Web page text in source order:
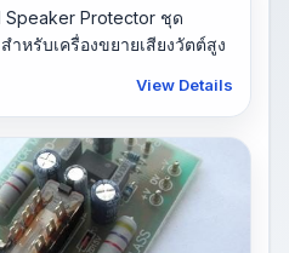
Speaker Protector ชุด
ำหรับเครื่องขยายเสียงวัตต์สูง
View Details